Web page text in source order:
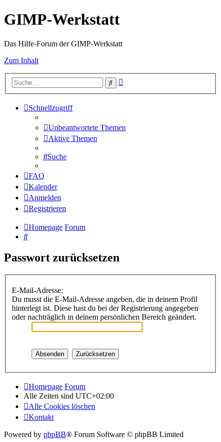
GIMP-Werkstatt
Das Hilfe-Forum der GIMP-Werkstatt
Zum Inhalt
Suche
Schnellzugriff
Unbeantwortete Themen
Aktive Themen
Suche
FAQ
Kalender
Anmelden
Registrieren
Homepage Forum
Suche
Passwort zurücksetzen
E-Mail-Adresse:
Du musst die E-Mail-Adresse angeben, die in deinem Profil
hinterlegt ist. Diese hast du bei der Registrierung angegeben
oder nachträglich in deinem persönlichen Bereich geändert.
Homepage Forum
Alle Zeiten sind UTC+02:00
Alle Cookies löschen
Kontakt
Powered by phpBB® Forum Software © phpBB Limited